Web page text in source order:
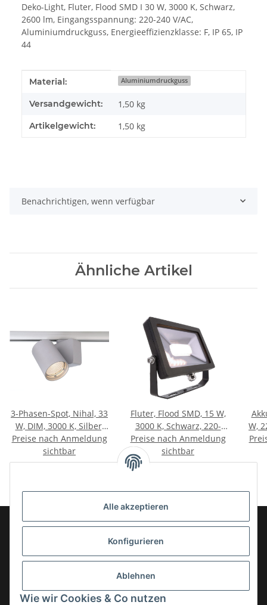
Alle akzeptieren
Konfigurieren
Ablehnen
Wie wir Cookies & Co nutzen
Deko-Light, Fluter, Flood SMD I 30 W, 3000 K, Schwarz,
2600 lm, Eingangsspannung: 220-240 V/AC,
Aluminiumdruckguss, Energieeffizienzklasse: F, IP 65, IP
44
Produkteigenschaft
Wert
Material: Aluminiumdruckguss
Versandgewicht: 1,50 kg
Artikelgewicht: 1,50 kg
Benachrichtigen, wenn verfügbar
Ähnliche Artikel
3-Phasen-Spot, Nihal, 33
W, DIM, 3000 K, Silber,
220-240 V/AC
Preise nach Anmeldung
sichtbar
Fluter, Flood SMD, 15 W,
3000 K, Schwarz, 220-
240 V/AC
Preise nach Anmeldung
sichtbar
W,
Gesetzliche Informationen